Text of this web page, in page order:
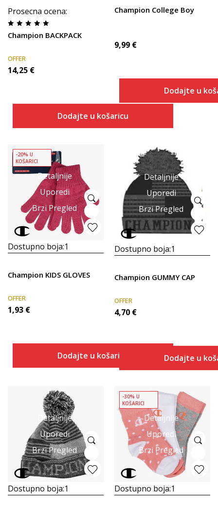
Prosecna ocena:
Champion BACKPACK
OFFER
14,25 €
Dodajte u košaricu
Champion College Boy
9,99 €
Dodajte u
Detaljnije
Uporedi
Brzi Pregled
-20% U
KOŠARICI
Dostupno boja:1
Champion KIDS GLOVES
OFFER
1,93 €
Dodajte u košaricu
Detaljnije
Uporedi
Brzi Pregled
Dostupno boja:1
Champion GUMMY CAP
OFFER
4,70 €
Dodajte u
Detaljnije
Uporedi
Brzi Pregled
Dostupno boja:1
Detaljnije
Uporedi
Brzi Pregled
-30% U
KOŠARICI
Dostupno boja:1